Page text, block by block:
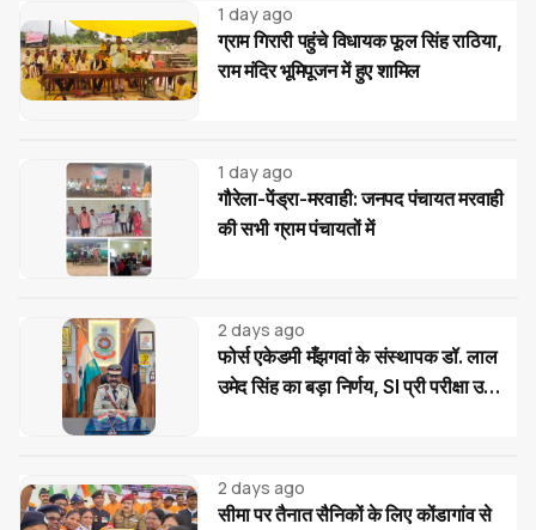
1 day ago
ग्राम गिरारी पहुंचे विधायक फूल सिंह राठिया,
राम मंदिर भूमिपूजन में हुए शामिल
1 day ago
गौरेला-पेंड्रा-मरवाही: जनपद पंचायत मरवाही
की सभी ग्राम पंचायतों में
2 days ago
फोर्स एकेडमी मँझगवां के संस्थापक डॉ. लाल
उमेद सिंह का बड़ा निर्णय, SI प्री परीक्षा उत्तीर्ण
2 days ago
सीमा पर तैनात सैनिकों के लिए कोंडागांव से